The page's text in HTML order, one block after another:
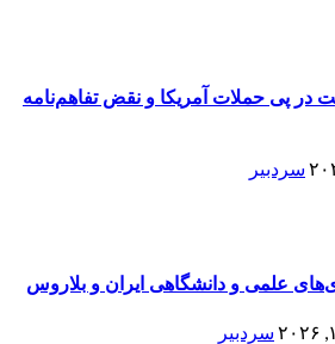
در پی حملات آمریکا و نقض تفاهم‌نامه
سردبیر
علمی و دانشگاهی ایران و بلاروس
سردبیر